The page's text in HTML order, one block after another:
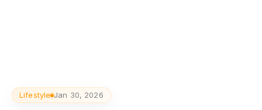
Lifestyle Jan 30, 2026